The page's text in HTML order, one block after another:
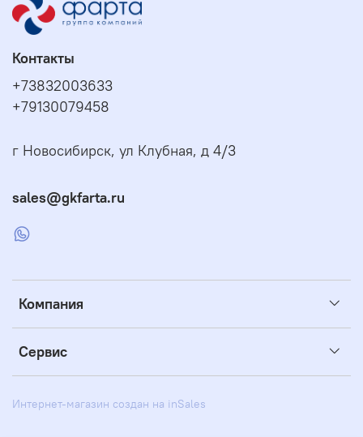
Компания
Сервис
Контакты
+73832003633
+79130079458
г Новосибирск, ул Клубная, д 4/3
sales@gkfarta.ru
Интернет-магазин создан на inSales